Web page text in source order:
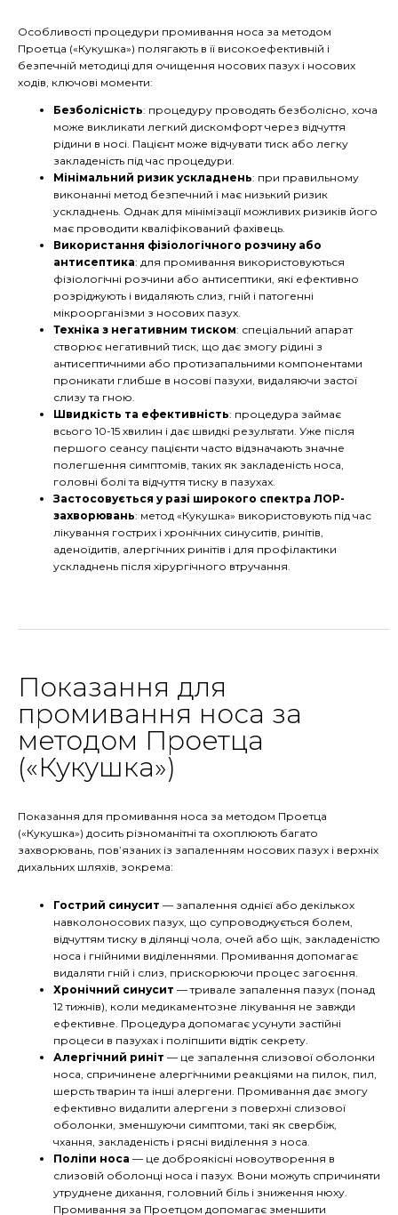
Особливості процедури промивання носа за методом
Проетца («Кукушка») полягають в її високоефективній і
безпечній методиці для очищення носових пазух і носових
ходів, ключові моменти:
Безболісність: процедуру проводять безболісно, хоча
може викликати легкий дискомфорт через відчуття
рідини в носі. Пацієнт може відчувати тиск або легку
закладеність під час процедури.
Мінімальний ризик ускладнень: при правильному
виконанні метод безпечний і має низький ризик
ускладнень. Однак для мінімізації можливих ризиків його
має проводити кваліфікований фахівець.
Використання фізіологічного розчину або
антисептика: для промивання використовуються
фізіологічні розчини або антисептики, які ефективно
розріджують і видаляють слиз, гній і патогенні
мікроорганізми з носових пазух.
Техніка з негативним тиском: спеціальний апарат
створює негативний тиск, що дає змогу рідині з
антисептичними або протизапальними компонентами
проникати глибше в носові пазухи, видаляючи застої
слизу та гною.
Швидкість та ефективність: процедура займає
всього 10-15 хвилин і дає швидкі результати. Уже після
першого сеансу пацієнти часто відзначають значне
полегшення симптомів, таких як закладеність носа,
головні болі та відчуття тиску в пазухах.
Застосовується у разі широкого спектра ЛОР-
захворювань: метод «Кукушка» використовують під час
лікування гострих і хронічних синуситів, ринітів,
аденоїдитів, алергічних ринітів і для профілактики
ускладнень після хірургічного втручання.
Показання для
промивання носа за
методом Проетца
(«Кукушка»)
Показання для промивання носа за методом Проетца
(«Кукушка») досить різноманітні та охоплюють багато
захворювань, пов’язаних із запаленням носових пазух і верхніх
дихальних шляхів, зокрема:
Гострий синусит — запалення однієї або декількох
навколоносових пазух, що супроводжується болем,
відчуттям тиску в ділянці чола, очей або щік, закладеністю
носа і гнійними виділеннями. Промивання допомагає
видаляти гній і слиз, прискорюючи процес загоєння.
Хронічний синусит — тривале запалення пазух (понад
12 тижнів), коли медикаментозне лікування не завжди
ефективне. Процедура допомагає усунути застійні
процеси в пазухах і поліпшити відтік секрету.
Алергічний риніт — це запалення слизової оболонки
носа, спричинене алергічними реакціями на пилок, пил,
шерсть тварин та інші алергени. Промивання дає змогу
ефективно видалити алергени з поверхні слизової
оболонки, зменшуючи симптоми, такі як свербіж,
чхання, закладеність і рясні виділення з носа.
Поліпи носа — це доброякісні новоутворення в
слизовій оболонці носа і пазух. Вони можуть спричиняти
утруднене дихання, головний біль і зниження нюху.
Промивання за Проетцом допомагає зменшити